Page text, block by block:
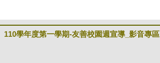
110學年度第一學期-友善校園週宣導_影音專區